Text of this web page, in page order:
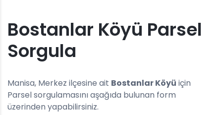
Bostanlar Köyü Parsel
Sorgula
Manisa, Merkez ilçesine ait Bostanlar Köyü için
Parsel sorgulamasını aşağıda bulunan form
üzerinden yapabilirsiniz.